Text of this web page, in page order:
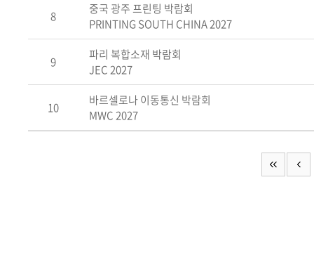
8
중국 광주 프린팅 박람회
PRINTING SOUTH CHINA 2027
9
파리 복합소재 박람회
JEC 2027
10
바르셀로나 이동통신 박람회
MWC 2027